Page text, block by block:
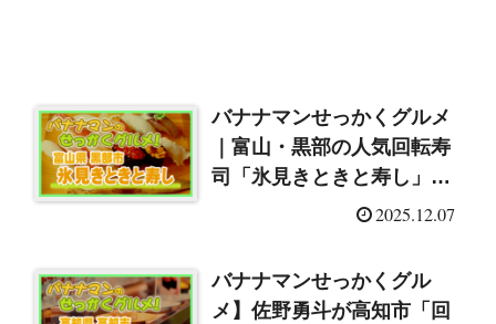
バナナマンせっかくグルメ
｜富山・黒部の人気回転寿
司「氷見きときと寿し」
2025.12.07
バナナマンせっかくグル
メ】佐野勇斗が高知市「回